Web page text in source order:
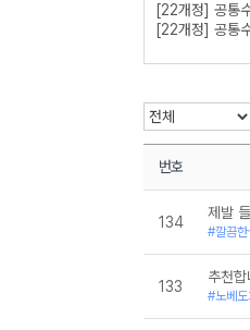
[22개정] 공통
[22개정] 공통
[22개정] 미적
[22개정] 확률
10월 학평변형
3월 학평변형
6월 학평변형
9월 학평변형
경제 수학-씨마
공통수학1-지학
공통수학2-지
공통수학2-천
대수-천재
번호
134
제발
#깔끔
133
추천
#노베